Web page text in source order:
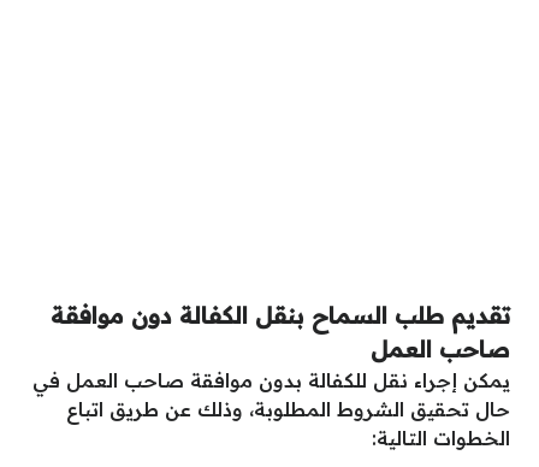
تقديم طلب السماح بنقل الكفالة دون موافقة
صاحب العمل
يمكن إجراء نقل للكفالة بدون موافقة صاحب العمل في
حال تحقيق الشروط المطلوبة، وذلك عن طريق اتباع
الخطوات التالية: